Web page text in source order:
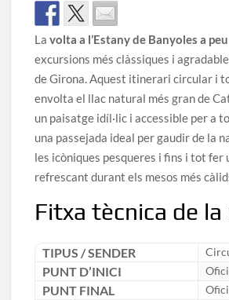
Lavolta a l’Estany de Banyoles a peu
excursions més clàssiques i
de Girona. Aquest itinerari circular i
envolta el llac natural més gran de
un paisatge idíl·lic i accessible per a
una passejada ideal per gaudir de la
les icòniques pesqueres i fins i tot fer
refrescant durant els mesos més
Fitxa tècnica de
TIPUS / SENDER
PUNT D’INICI
PUNT FINAL